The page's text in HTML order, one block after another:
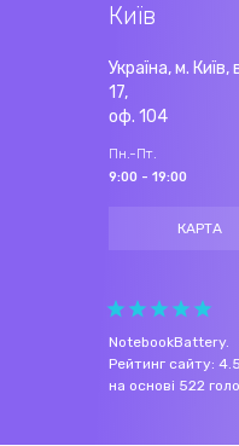
Київ
Україна, м. Київ,
17,
оф. 104
Пн.-Пт.
9:00 - 19:00
КАРТА
NotebookBattery.
Рейтинг сайту: 4.5
на основі 522